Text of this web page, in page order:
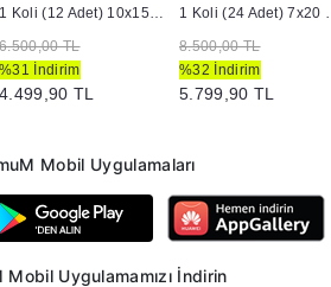
1 Koli (12 Adet) 10x15 Beyaz Silindir Mum
6.500,00 TL
%31 İndirim
4.499,90 TL
1 Koli (24
8.500,00 TL
%32 İndirim
5.799,90 TL
Mobil Uygulamaları
Uygulamamızı İndirin